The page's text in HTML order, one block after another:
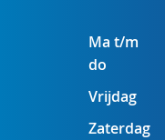
Ma t/m
do
Vrijdag
Zaterdag